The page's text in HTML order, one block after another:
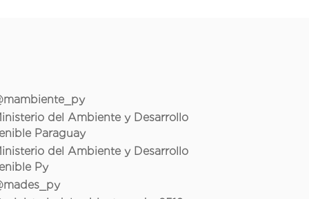
del Ambiente y Desarrollo
Paraguay
del Ambiente y Desarrollo
Py